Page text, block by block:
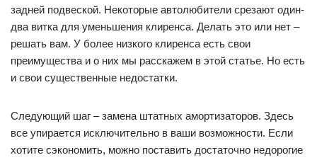
задней подвеской. Некоторые автолюбители срезают один-
два витка для уменьшения клиренса. Делать это или нет –
решать вам. У более низкого клиренса есть свои
преимущества и о них мы расскажем в этой статье. Но есть
и свои существенные недостатки.
Следующий шаг – замена штатных амортизаторов. Здесь
все упирается исключительно в ваши возможности. Если
хотите сэкономить, можно поставить достаточно недорогие